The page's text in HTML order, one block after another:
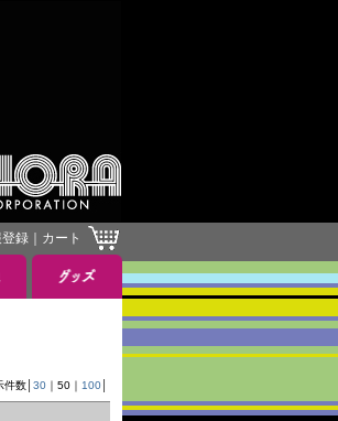
録 カート
件数│ 30 ｜ 50 ｜ 100